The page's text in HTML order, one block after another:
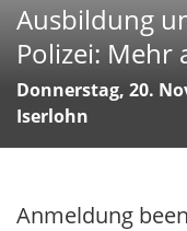
Ausbildung
Polizei: Mehr
Donnerstag, 20.
Iserlohn
Anmeldung